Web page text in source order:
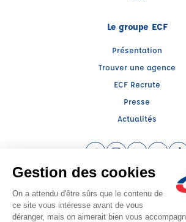
Le groupe ECF
Présentation
Trouver une agence
ECF Recrute
Presse
Actualités
Instagram
LinkedIn
Raison sociale : ROISSY FORMATION -
SIREN: 453877946 - Numéro de TVA
Agrément n°E0409439770
Siège social : Rue Clément Ader , DAMMARTIN